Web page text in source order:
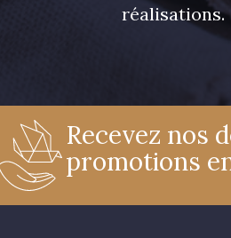
réalisations.
Recevez nos
promotions